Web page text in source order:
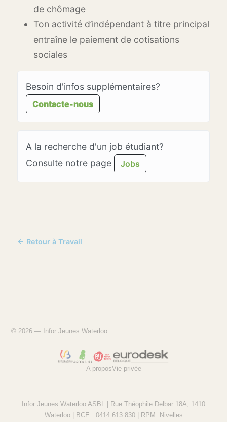
de chômage
Ton activité d’indépendant à titre principal
entraîne le paiement de cotisations
sociales
Besoin d'infos supplémentaires?
Contacte-nous
A la recherche d'un job étudiant?
Consulte notre page
Jobs
← Retour à Travail
© 2026 — Infor Jeunes Waterloo
A proposVie privée
Infor Jeunes Waterloo ASBL | Rue Théophile Delbar 18A, 1410
Waterloo | BCE : 0414.613.830 | RPM: Nivelles